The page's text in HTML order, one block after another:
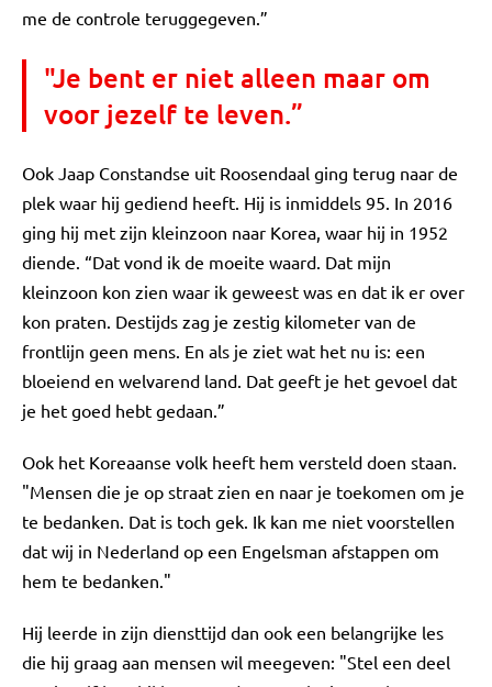
me de controle teruggegeven.”
"Je bent er niet alleen maar om
voor jezelf te leven.”
Ook Jaap Constandse uit Roosendaal ging terug naar de
plek waar hij gediend heeft. Hij is inmiddels 95. In 2016
ging hij met zijn kleinzoon naar Korea, waar hij in 1952
diende. “Dat vond ik de moeite waard. Dat mijn
kleinzoon kon zien waar ik geweest was en dat ik er over
kon praten. Destijds zag je zestig kilometer van de
frontlijn geen mens. En als je ziet wat het nu is: een
bloeiend en welvarend land. Dat geeft je het gevoel dat
je het goed hebt gedaan.”
Ook het Koreaanse volk heeft hem versteld doen staan.
"Mensen die je op straat zien en naar je toekomen om je
te bedanken. Dat is toch gek. Ik kan me niet voorstellen
dat wij in Nederland op een Engelsman afstappen om
hem te bedanken."
Hij leerde in zijn diensttijd dan ook een belangrijke les
die hij graag aan mensen wil meegeven: "Stel een deel